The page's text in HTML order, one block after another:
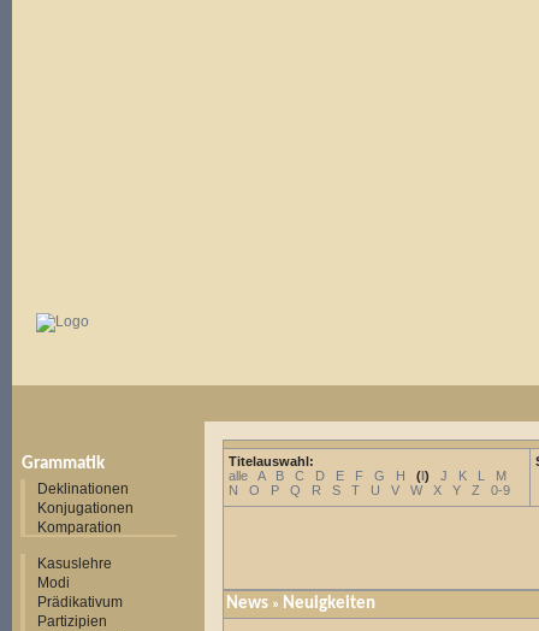
Grammatik
Deklinationen
Konjugationen
Komparation
Kasuslehre
Modi
Prädikativum
Partizipien
Titelauswahl:
alle
A B C D E F G H (I) J K L
M
N
O P Q R S T U V W X Y Z 0-9
News » Neuigkeiten